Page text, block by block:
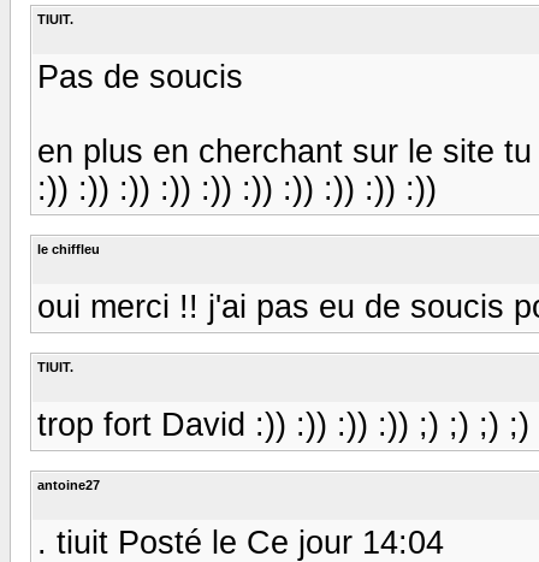
TIUIT.
Pas de soucis
en plus en cherchant sur le site
:)) :)) :)) :)) :)) :)) :)) :)) :)) :))
le chiffleu
oui merci !! j'ai pas eu de soucis
TIUIT.
trop fort David :)) :)) :)) :)) ;) ;) ;) ;)
antoine27
. tiuit Posté le Ce jour 14:04